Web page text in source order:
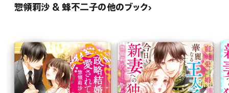
惣領莉沙 & 蜂不二子の他のブック